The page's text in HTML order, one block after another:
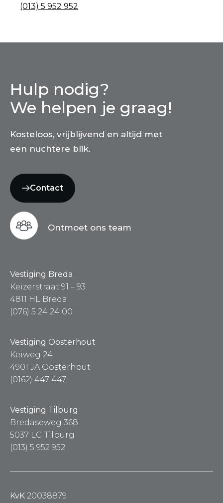
(013) 5 952 952
Hulp nodig?
We helpen je graag!
Kosteloos, vrijblijvend en altijd met
een nuchtere blik.
Contact
Ontmoet ons team
Vestiging Breda
Keizerstraat 91 – 93
4811 HL Breda
(076) 5 24 24 00
Vestiging Oosterhout
Keiweg 24
4901 JA Oosterhout
(0162) 447 447
Vestiging Tilburg
Bredaseweg 368
5037 LG Tilburg
(013) 5 952 952
KvK 20038879